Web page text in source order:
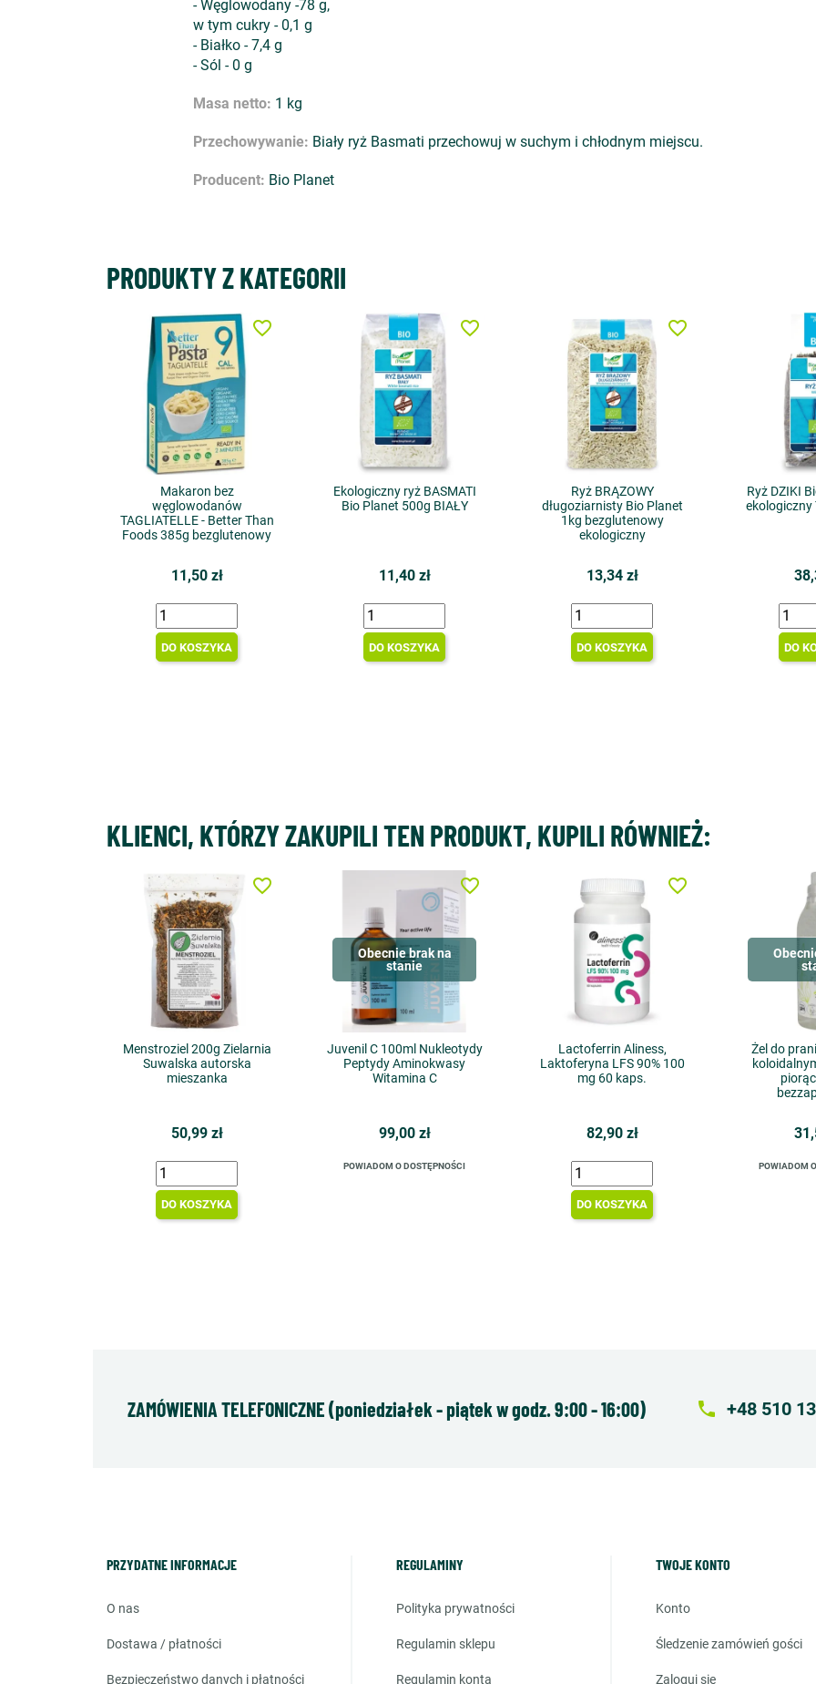
- Węglowodany -78 g,
w tym cukry - 0,1 g
- Białko - 7,4 g
- Sól - 0 g
Masa netto: 1 kg
Przechowywanie: Biały ryż Basmati przechowuj w suchym i chłodnym miejscu.
Producent: Bio Planet
PRODUKTY Z KATEGORII
Makaron bez
węglowodanów
TAGLIATELLE - Better Than
Foods 385g bezglutenowy
11,50 zł
DO KOSZYKA
favorite_border
Ekologiczny ryż BASMATI
Bio Planet 500g BIAŁY
11,40 zł
DO KOSZYKA
favorite_border
Ryż BRĄZOWY
długoziarnisty Bio Planet
1kg bezglutenowy
ekologiczny
13,34 zł
DO KOSZYKA
favorite_border
Ryż DZIKI
ekologiczny
DO
KLIENCI, KTÓRZY ZAKUPILI TEN PRODUKT, KUPILI RÓWNIEŻ:
Menstroziel 200g Zielarnia
Suwalska autorska
mieszanka
50,99 zł
DO KOSZYKA
favorite_border
Obecnie brak na
stanie
Juvenil C 100ml Nukleotydy
Peptydy Aminokwasy
Witamina C
99,00 zł
POWIADOM O DOSTĘPNOŚCI
favorite_border
Lactoferrin Aliness,
Laktoferyna LFS 90% 100
mg 60 kaps.
82,90 zł
DO KOSZYKA
favorite_border
Żel do
POWIADOM
ZAMÓWIENIA TELEFONICZNE (poniedziałek - piątek w godz. 9:00 - 16:00) local_phone +48 510
PRZYDATNE INFORMACJE
o nas
dostawa / płatności
bezpieczeństwo danych i płatności
REGULAMINY
polityka prywatności
regulamin sklepu
regulamin konta
TWOJE KONTO
konto
śledzenie zamówień gości
zaloguj się